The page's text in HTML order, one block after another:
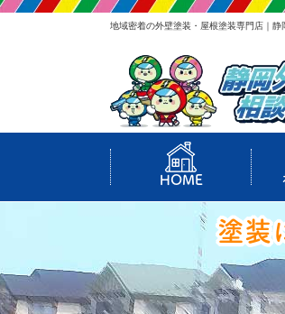
地域密着の外壁塗装・屋根塗装専門店｜静
HOME
塗装